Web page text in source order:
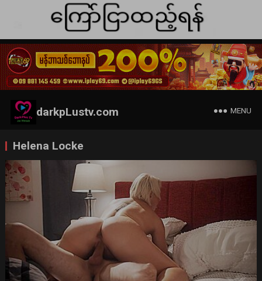
darkpLustv.com MENU
Helena Locke